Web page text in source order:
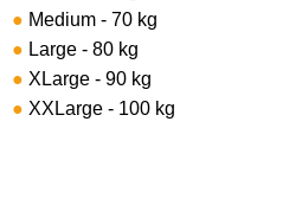
● Medium - 70 kg
● Large - 80 kg
● XLarge - 90 kg
● XXLarge - 100 kg